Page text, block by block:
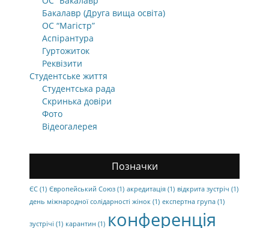
Бакалавр (Друга вища освіта)
ОС “Магістр”
Аспірантура
Гуртожиток
Реквізити
Студентське життя
Студентська рада
Скринька довіри
Фото
Відеогалерея
Позначки
ЄС (1) Європейський Союз (1) акредитація (1) відкрита зустріч (1)
день міжнародної солідарності жінок (1) експертна група (1)
зустрічі (1) карантин (1) конференція